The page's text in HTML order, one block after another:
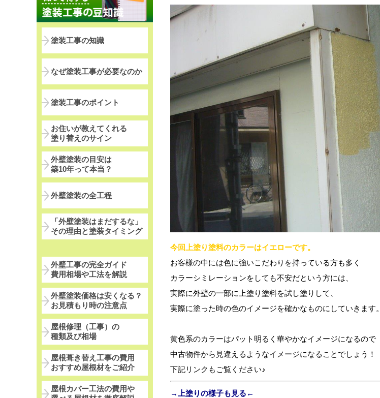
今回上塗り塗料のカラーはイエローです。
お客様の中には色に強いこだわりを持っている方も多く
カラーシミレーションをしても不安だという方には、
実際に外壁の一部に上塗り塗料を試し塗りして、
実際に塗った時の色のイメージを確かなものにしていきます。
黄色系のカラーはパット明るく華やかなイメージになるので
中古物件から見違えるようなイメージになることでしょう！
下記リンクもご覧ください♪
→上塗りの様子も見る←
塗装工事の知識
なぜ塗装工事が必要なのか
塗装工事のポイント
お住いが教えてくれる
塗り替えのサイン
外壁塗装の目安は
築10年って本当？
外壁塗装の全工程
「外壁塗装はまだするな」
その理由と塗装タイミング
外壁工事の完全ガイド
費用相場や工法を解説
外壁塗装価格は安くなる？
お見積もり時の注意点
屋根修理（工事）の
種類及び相場
屋根葺き替え工事の費用
おすすめ屋根材をご紹介
屋根カバー工法の費用や